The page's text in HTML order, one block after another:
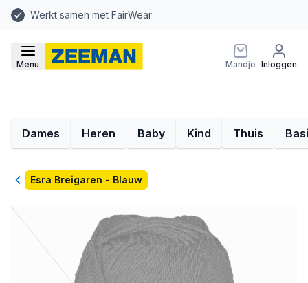
Werkt samen met FairWear
Menu Mandje Inloggen
Dames Heren Baby Kind Thuis
TerugEsra Breigaren - Blauw